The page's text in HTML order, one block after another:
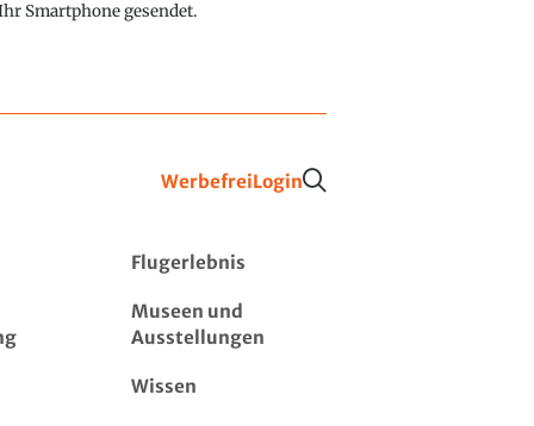
Smartphone gesendet.
WerbefreiLogin
Flugerlebnis
Museen und
Ausstellungen
Wissen